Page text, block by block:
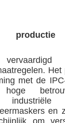
met de
en
om